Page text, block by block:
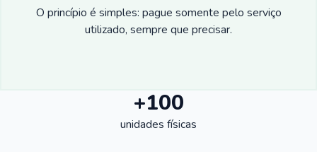
O princípio é simples: pague somente pelo serviço
utilizado, sempre que precisar.
+100
unidades físicas